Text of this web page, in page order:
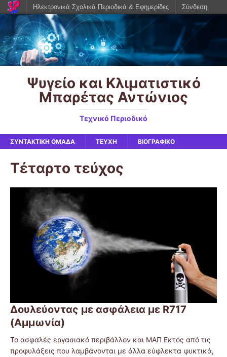
Ψυγείο και Κλιματιστικό
Μπαρέτας Αντώνιος
Τεχνικό Περιοδικό
ΣΥΝΤΑΚΤΙΚΉ ΟΜΆΔΑ ΤΕΥΧΗ ΒΙΟΓΡΑΦΙΚΌ
Τέταρτο τεύχος
Δουλεύοντας με ασφάλεια με R717
(Αμμωνία)
Το ασφαλές εργασιακό περιβάλλον και ΜΑΠ Εκτός από τις
προφυλάξεις που λαμβάνονται με άλλα εύφλεκτα ψυκτικά,
Ηλεκτρονικά Σχολικά Περιοδικά & Εφημερίδες Σύνδεση